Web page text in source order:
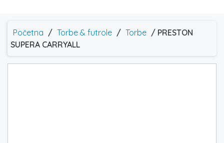
Početna / Torbe & futrole / Torbe / PRESTON
SUPERA CARRYALL